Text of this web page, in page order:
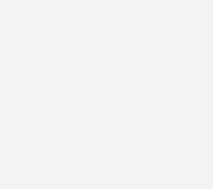
sich für ein neues, spannendes